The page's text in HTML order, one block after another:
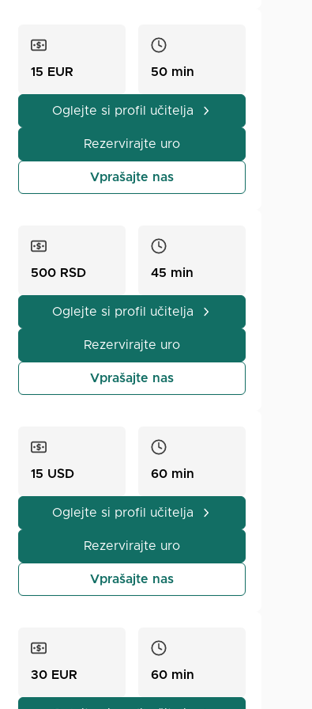
15 EUR 50 min
Oglejte si profil učitelja
Rezervirajte uro
Vprašajte nas
500 RSD 45 min
Oglejte si profil učitelja
Rezervirajte uro
Vprašajte nas
15 USD 60 min
Oglejte si profil učitelja
Rezervirajte uro
Vprašajte nas
30 EUR 60 min